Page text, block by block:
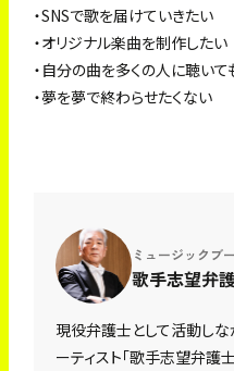
・SNSで歌を届けていきたい
・オリジナル楽曲を制作したい
・自分の曲を多くの人に聴いて
・夢を夢で終わらせたくない
ミュージックブ
歌手志望弁
現役弁護士として活動しな
ーティスト「歌手志望弁護